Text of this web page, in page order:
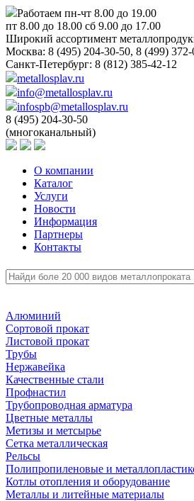
Работаем пн-чт 8.00 до 19.00
пт 8.00 до 18.00 сб 9.00 до 17.00
Широкий ассортимент
Москва: 8 (495) 204-30-50, 8 (499)
Санкт-Петербург: 8 (812) 385-42-12
metallosplav.ru
info@metallosplav.ru
infospb@metallosplav.ru
8 (495) 204-30-50
(многоканальный)
О компании
Каталог
Услуги
Новости
Информация
Партнеры
Контакты
Алюминий
Сортовой прокат
Листовой прокат
Трубы
Нержавейка
Качественные стали
Профнастил
Трубопроводная арматура
Цветные металлы
Метизы и метсырье
Сетка металлическая
Рельсы
Полипропиленовые и
Котлы отопления и оборудование
Металлы и литейные материалы